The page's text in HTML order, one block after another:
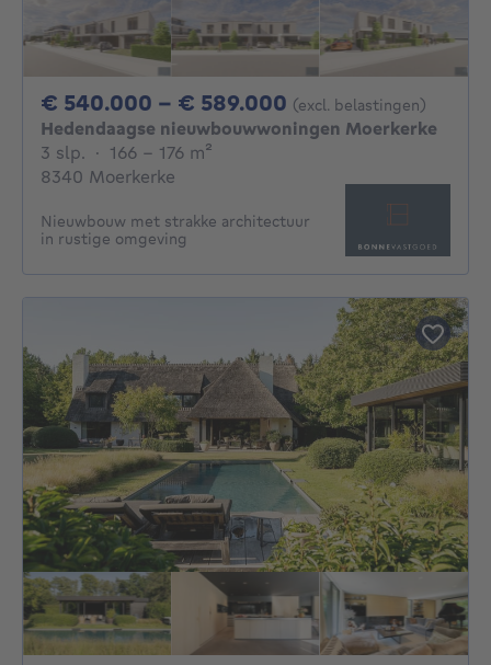
€ 540.000 - € 589.000 Van 540000€ Tot
(excl. belastingen)
Hedendaagse nieuwbouwwoningen Moerkerke
3 slp. 3 slaapkamers
· 166 - 176 m²
8340 Moerkerke
Nieuwbouw met strakke architectuur
in rustige omgeving